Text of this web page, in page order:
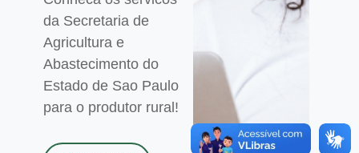
da Secretaria de
Agricultura e
Abastecimento do
Estado de Sao Paulo
para o produtor rural!